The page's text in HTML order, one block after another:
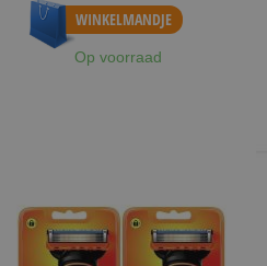
WINKELMANDJE
Op voorraad